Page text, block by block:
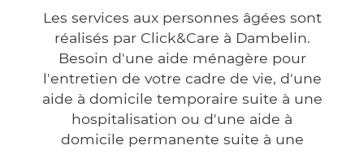
Les services aux personnes âgées sont
réalisés par Click&Care à Dambelin.
Besoin d'une aide ménagère pour
l'entretien de votre cadre de vie, d'une
aide à domicile temporaire suite à une
hospitalisation ou d'une aide à
domicile permanente suite à une